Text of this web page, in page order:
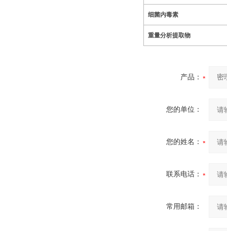
细菌内毒素
重量分析提取物
产品：
您的单位：
您的姓名：
联系电话：
常用邮箱：